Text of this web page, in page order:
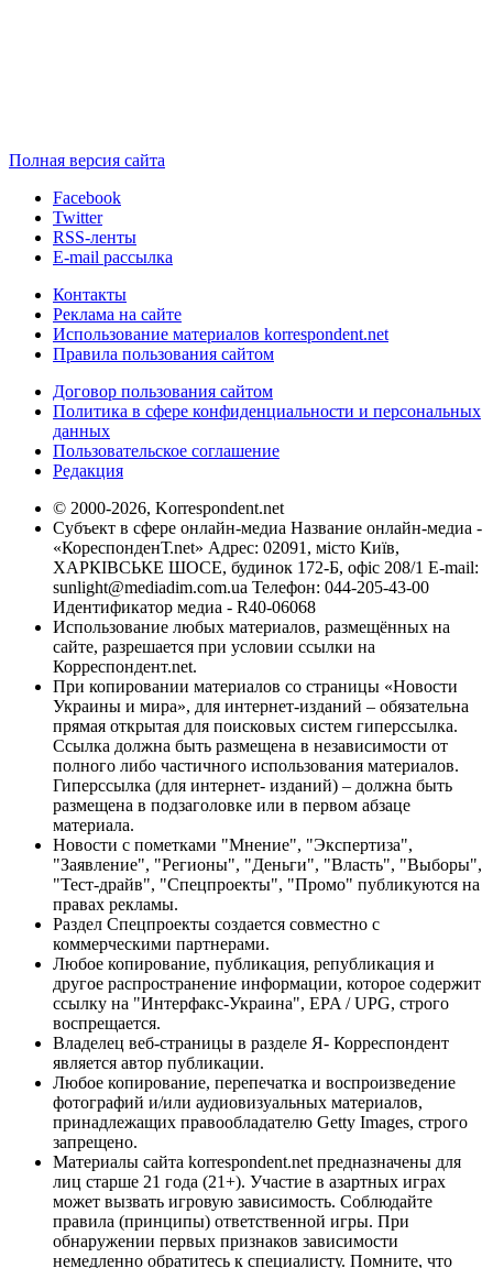
Полная версия сайта
Facebook
Twitter
RSS-ленты
E-mail рассылка
Контакты
Реклама на сайте
Использование материалов korrespondent.net
Правила пользования сайтом
Договор пользования сайтом
Политика в сфере конфиденциальности и персональных
данных
Пользовательское соглашение
Редакция
© 2000-2026, Korrespondent.net
Субъект в сфере онлайн-медиа Название онлайн-медиа -
«КореспонденТ.net» Адрес: 02091, місто Київ,
ХАРКІВСЬКЕ ШОСЕ, будинок 172-Б, офіс 208/1 E-mail:
sunlight@mediadim.com.ua Телефон: 044-205-43-00
Идентификатор медиа - R40-06068
Использование любых материалов, размещённых на
сайте, разрешается при условии ссылки на
Корреспондент.net.
При копировании материалов со страницы «Новости
Украины и мира», для интернет-изданий – обязательна
прямая открытая для поисковых систем гиперссылка.
Ссылка должна быть размещена в независимости от
полного либо частичного использования материалов.
Гиперссылка (для интернет- изданий) – должна быть
размещена в подзаголовке или в первом абзаце
материала.
Новости с пометками "Мнение", "Экспертиза",
"Заявление", "Регионы", "Деньги", "Власть", "Выборы",
"Тест-драйв", "Спецпроекты", "Промо" публикуются на
правах рекламы.
Раздел Спецпроекты создается совместно с
коммерческими партнерами.
Любое копирование, публикация, републикация и
другое распространение информации, которое содержит
ссылку на "Интерфакс-Украина", EPA / UPG, строго
воспрещается.
Владелец веб-страницы в разделе Я- Корреспондент
является автор публикации.
Любое копирование, перепечатка и воспроизведение
фотографий и/или аудиовизуальных материалов,
принадлежащих правообладателю Getty Images, строго
запрещено.
Материалы сайта korrespondent.net предназначены для
лиц старше 21 года (21+). Участие в азартных играх
может вызвать игровую зависимость. Соблюдайте
правила (принципы) ответственной игры. При
обнаружении первых признаков зависимости
немедленно обратитесь к специалисту. Помните, что